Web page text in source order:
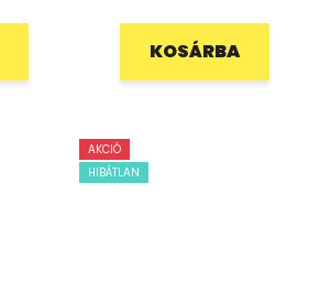
KOSÁRBA
AKCIÓ
HIBÁTLAN